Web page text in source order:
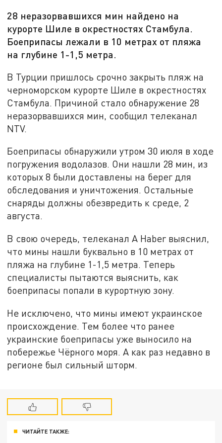
28 неразорвавшихся мин найдено на
курорте Шиле в окрестностях Стамбула.
Боеприпасы лежали в 10 метрах от пляжа
на глубине 1-1,5 метра.
В Турции пришлось срочно закрыть пляж на
черноморском курорте Шиле в окрестностях
Стамбула. Причиной стало обнаружение 28
неразорвавшихся мин, сообщил телеканал
NTV.
Боеприпасы обнаружили утром 30 июля в ходе
погружения водолазов. Они нашли 28 мин, из
которых 8 были доставлены на берег для
обследования и уничтожения. Остальные
снаряды должны обезвредить к среде, 2
августа.
В свою очередь, телеканал A Haber выяснил,
что мины нашли буквально в 10 метрах от
пляжа на глубине 1-1,5 метра. Теперь
специалисты пытаются выяснить, как
боеприпасы попали в курортную зону.
Не исключено, что мины имеют украинское
происхождение. Тем более что ранее
украинские боеприпасы уже выносило на
побережье Чёрного моря. А как раз недавно в
регионе был сильный шторм.
ЧИТАЙТЕ ТАКЖЕ: